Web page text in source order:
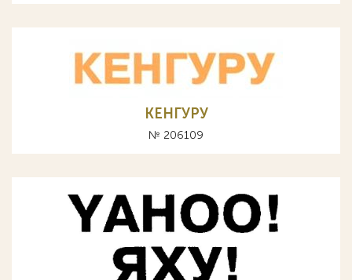
КЕНГУРУ
№ 206109